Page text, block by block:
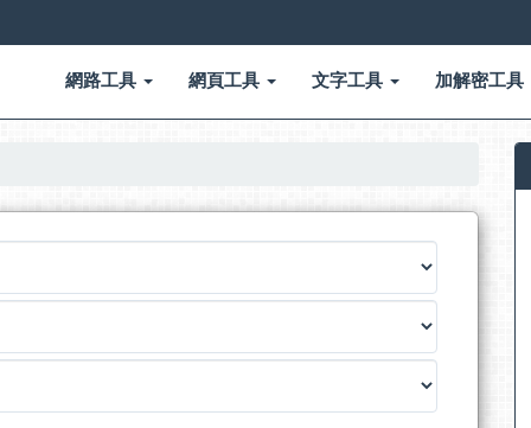
網路工具 網頁工具 文字工具 加解密工具